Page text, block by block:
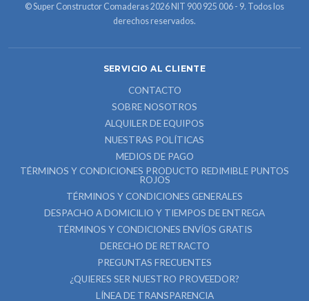
© Super Constructor Comaderas 2026 NIT 900 925 006 - 9. Todos los
derechos reservados.
SERVICIO AL CLIENTE
CONTACTO
SOBRE NOSOTROS
ALQUILER DE EQUIPOS
NUESTRAS POLÍTICAS
MEDIOS DE PAGO
TÉRMINOS Y CONDICIONES PRODUCTO REDIMIBLE PUNTOS
ROJOS
TÉRMINOS Y CONDICIONES GENERALES
DESPACHO A DOMICILIO Y TIEMPOS DE ENTREGA
TÉRMINOS Y CONDICIONES ENVÍOS GRATIS
DERECHO DE RETRACTO
PREGUNTAS FRECUENTES
¿QUIERES SER NUESTRO PROVEEDOR?
LÍNEA DE TRANSPARENCIA